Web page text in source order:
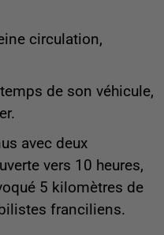
circulation,
de son véhicule,
avec deux
vers 10 heures,
5 kilomètres de
franciliens.